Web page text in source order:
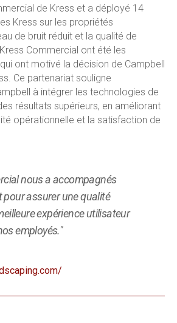
de Kress et a déployé 14
Kress sur les propriétés
de bruit réduit et la qualité de
Commercial ont été les
ont motivé la décision de Campbell
Ce partenariat souligne
à intégrer les technologies de
résultats supérieurs, en améliorant
opérationnelle et la satisfaction de
nous a accompagnés
pour assurer une qualité
expérience utilisateur
employés."